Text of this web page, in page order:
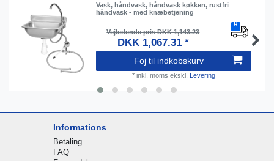
Vask, håndvask, håndvask køkken, rustfri
håndvask - med knæbetjening
Vejledende pris DKK 1,143.23
DKK 1,067.31 *
Foj til indkobskurv
* inkl. moms ekskl. Levering
Informations
Betaling
FAQ